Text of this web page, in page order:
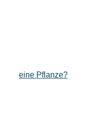
eine Pflanze?